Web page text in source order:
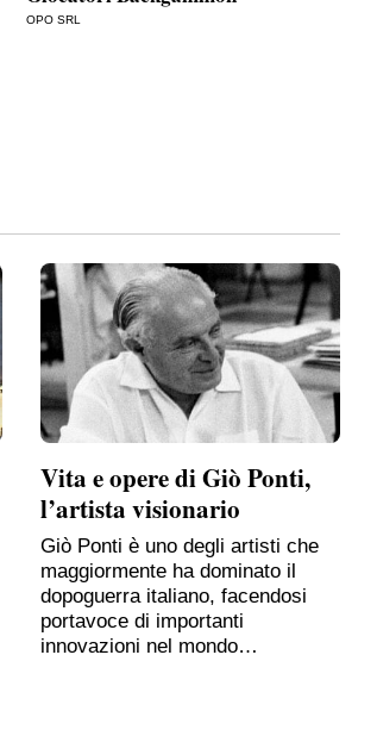
OPO SRL
Vita e opere di Giò Ponti,
l’artista visionario
Giò Ponti è uno degli artisti che
maggiormente ha dominato il
dopoguerra italiano, facendosi
portavoce di importanti
innovazioni nel mondo…